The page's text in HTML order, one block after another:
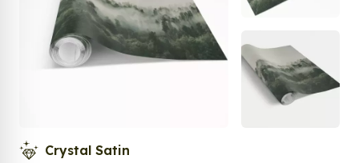
Crystal Satin